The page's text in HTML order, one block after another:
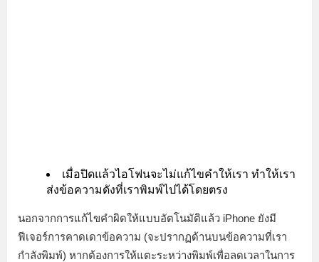
เมื่อปิดแล้วไอโฟนจะไม่แก้ไขคำให้เรา ทำให้เรา
ส่งข้อความดังที่เราพิมพ์ไปได้โดยตรง
นอกจากการแก้ไขคำผิดให้แบบอัตโนมัติแล้ว iPhone ยังมี
ฟีเจอร์การคาดเดาข้อความ (จะปรากฏด้านบนข้อความที่เรา
กำลังพิมพ์) หากต้องการให้แตะระหว่างพิมพ์เพื่อลดเวลาในการ